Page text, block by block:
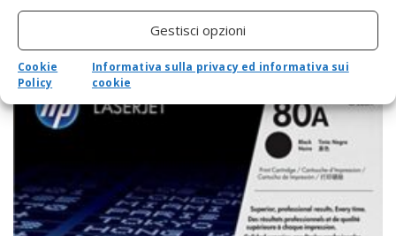
Gestisci opzioni
Cookie
Policy
Informativa sulla privacy ed informativa sui
cookie